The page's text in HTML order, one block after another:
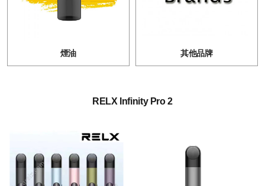
煙油 其他品牌
RELX Infinity Pro 2